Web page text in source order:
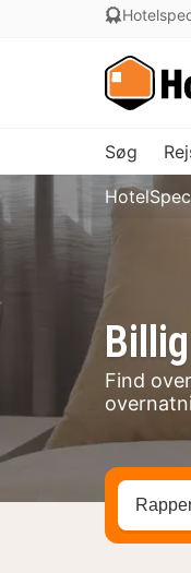
Søg
Find
Søg